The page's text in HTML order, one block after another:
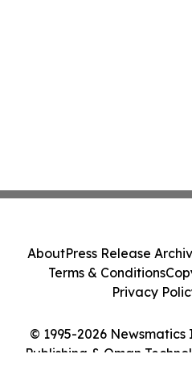
© 1995-2026
Publishing & Oman
AboutPress Release
Terms & Conditions
Privacy